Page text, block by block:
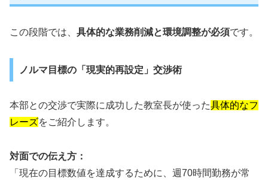
この段階では、 具体的な業務削減と環境調整が必須です。
ノルマ目標の「現実的再設定」交渉術
本部との交渉で実際に成功した教室長が使った具体的なフ
レーズをご紹介します。
対面での伝え方：
「現在の目標数値を達成するために、週70時間勤務が常